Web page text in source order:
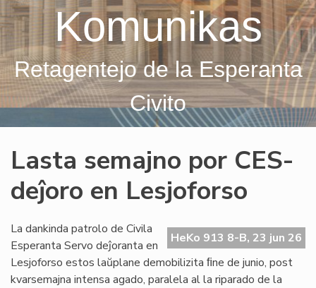
Komunikas
Retagentejo de la Esperanta
Civito
Lasta semajno por CES-
deĵoro en Lesjoforso
HeKo 913 8-B, 23 jun 26
La dankinda patrolo de Civila
Esperanta Servo deĵoranta en
Lesjoforso estos laŭplane demobilizita ﬁne de junio, post
kvarsemajna intensa agado, paralela al la riparado de la